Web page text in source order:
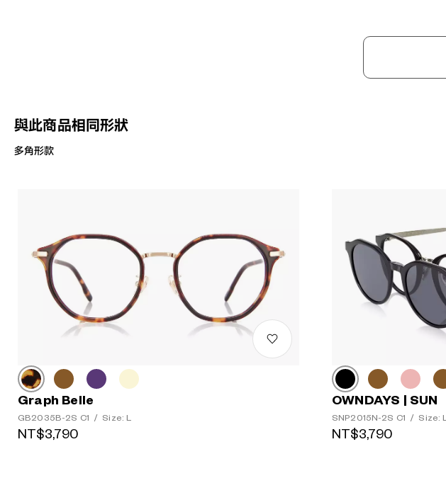
與此商品相同形狀
多角形款
Graph Belle
GB2035B-2S C1 / Size: L
NT$3,790
OWNDAYS | SUN
SNP2015N-2S C1 / Size: L
NT$3,790